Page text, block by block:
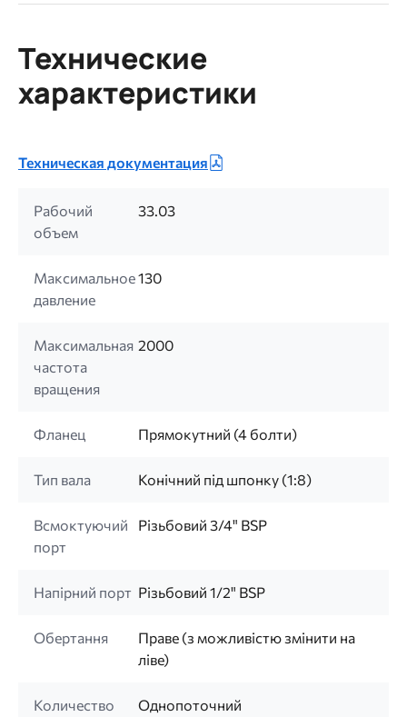
Технические
характеристики
Техническая документация
Рабочий
объем
33.03
Максимальное
давление
130
Максимальная
частота
вращения
2000
Фланец Прямокутний (4 болти)
Тип вала Конічний під шпонку (1:8)
Всмоктуючий
порт
Різьбовий 3/4" BSP
Напірний порт Різьбовий 1/2" BSP
Обертання
Праве (з можливістю змінити на
ліве)
Количество
Однопоточний